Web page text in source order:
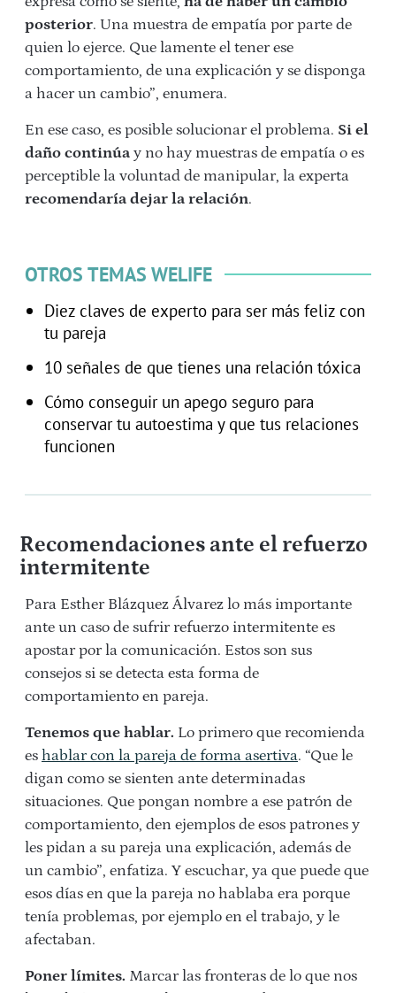
posterior. Una muestra de empatía por parte de
quien lo ejerce. Que lamente el tener ese
comportamiento, de una explicación y se disponga
a hacer un cambio”, enumera.
En ese caso, es posible solucionar el problema. Si el
daño continúa y no hay muestras de empatía o es
perceptible la voluntad de manipular, la experta
recomendaría dejar la relación.
OTROS TEMAS WELIFE
Diez claves de experto para ser más feliz con
tu pareja
10 señales de que tienes una relación tóxica
Cómo conseguir un apego seguro para
conservar tu autoestima y que tus relaciones
funcionen
Recomendaciones ante el refuerzo
intermitente
Para Esther Blázquez Álvarez lo más importante
ante un caso de sufrir refuerzo intermitente es
apostar por la comunicación. Estos son sus
consejos si se detecta esta forma de
comportamiento en pareja.
Tenemos que hablar. Lo primero que recomienda
es hablar con la pareja de forma asertiva. “Que le
digan como se sienten ante determinadas
situaciones. Que pongan nombre a ese patrón de
comportamiento, den ejemplos de esos patrones y
les pidan a su pareja una explicación, además de
un cambio”, enfatiza. Y escuchar, ya que puede que
esos días en que la pareja no hablaba era porque
tenía problemas, por ejemplo en el trabajo, y le
afectaban.
Poner límites. Marcar las fronteras de lo que nos